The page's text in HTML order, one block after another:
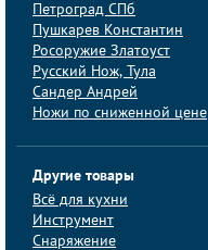
Петроград СПб
Пушкарев Константин
Росоружие Златоуст
Русский Нож, Тула
Сандер Андрей
Ножи по сниженной цене
Другие товары
Всё для кухни
Инструмент
Снаряжение